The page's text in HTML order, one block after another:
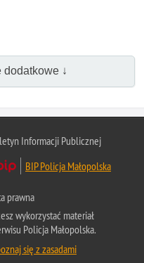
dodatkowe ↓
Informacji Publicznej
BIP Policja Małopolska
prawna
wykorzystać materiał
Policja Małopolska.
się z zasadami